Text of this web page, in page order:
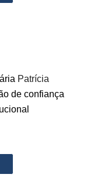
Patrícia
de confiança